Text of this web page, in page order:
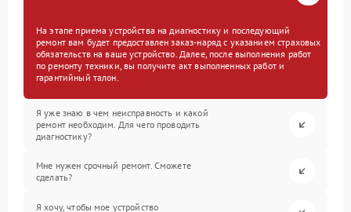
На этапе приема устройства на диагностику и последующий
ремонт вам будет предоставлен заказ-наряд с указанием страховых
обязательств на ваше устройство. Далее, после выполнения работ
по ремонту техники, вы получите акт выполненных работ и
гарантийный талон.
Я уже знаю в чем неисправность и какой
ремонт необходим. Для чего проводить
диагностику?
Мне нужен срочный ремонт. Сможете
сделать?
Я хочу, чтобы мое устройство